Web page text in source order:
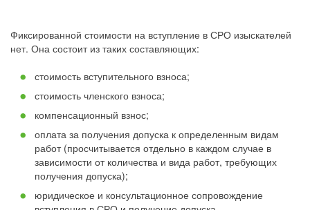
Фиксированной стоимости на вступление в СРО изыскателей
нет. Она состоит из таких составляющих:
стоимость вступительного взноса;
стоимость членского взноса;
компенсационный взнос;
оплата за получения допуска к определенным видам
работ (просчитывается отдельно в каждом случае в
зависимости от количества и вида работ, требующих
получения допуска);
юридическое и консультационное сопровождение